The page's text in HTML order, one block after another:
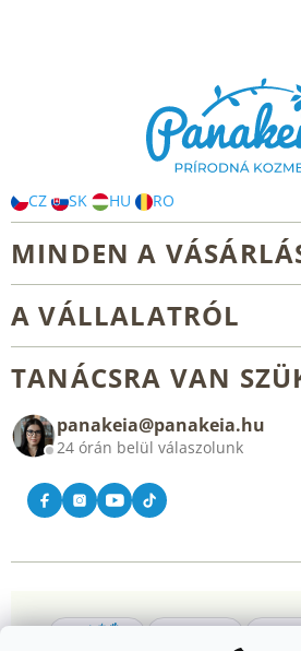
CZ SK HU RO
MINDEN A
Nagykereskedelem és
Általános üzleti feltételek
A VÁLLALATRÓL
Kapcsolat
TANÁCSRA VAN
panakeia@panakeia.hu
24 órán belül válaszolunk